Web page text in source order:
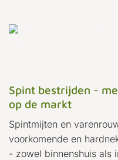
Spint bestrijden -
op de markt
Spintmijten en
voorkomende en
- zowel binnenshuis als